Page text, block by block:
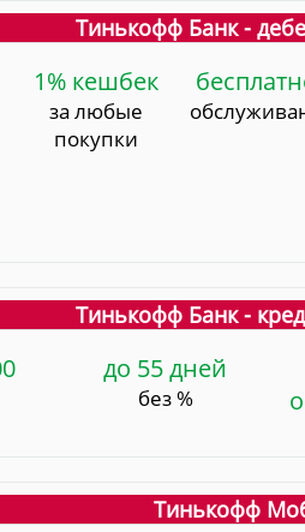
Тинькофф Банк -
1% кешбек
за любые
покупки
Тинькофф Банк -
до 55 дней
без %
Тинькофф